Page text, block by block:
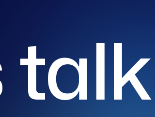
talk